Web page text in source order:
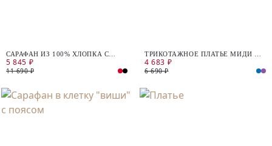
САРАФАН ИЗ 100% ХЛОПКА С
ПОЯСОМ
5 845 ₽
11 690 ₽
ТРИКОТАЖНОЕ ПЛАТЬЕ МИДИ ИЗ
ХЛОПКА
4 683 ₽
6 690 ₽